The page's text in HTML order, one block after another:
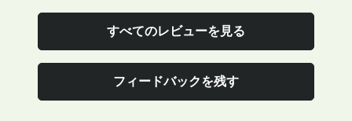
すべてのレビューを見る
フィードバックを残す